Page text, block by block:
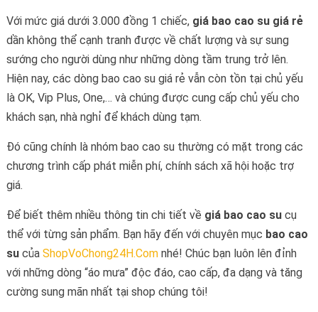
Với mức giá dưới 3.000 đồng 1 chiếc, giá bao cao su giá rẻ
dần không thể cạnh tranh được về chất lượng và sự sung
sướng cho người dùng như những dòng tầm trung trở lên.
Hiện nay, các dòng bao cao su giá rẻ vẫn còn tồn tại chủ yếu
là OK, Vip Plus, One,… và chúng được cung cấp chủ yếu cho
khách sạn, nhà nghỉ để khách dùng tạm.
Đó cũng chính là nhóm bao cao su thường có mặt trong các
chương trình cấp phát miễn phí, chính sách xã hội hoặc trợ
giá.
Để biết thêm nhiều thông tin chi tiết về giá bao cao su cụ
thể với từng sản phẩm. Bạn hãy đến với chuyên mục bao cao
su của ShopVoChong24H.Comnhé! Chúc bạn luôn lên đỉnh
với những dòng “áo mưa” độc đáo, cao cấp, đa dạng và tăng
cường sung mãn nhất tại shop chúng tôi!